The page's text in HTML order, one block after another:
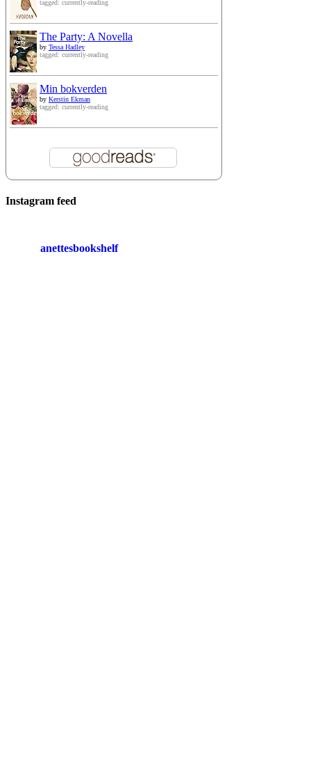
tagged: currently-reading
The Party: A Novella
by Tessa Hadley
tagged: currently-reading
Min bokverden
by Kerstin Ekman
tagged: currently-reading
Instagram feed
anettesbookshelf